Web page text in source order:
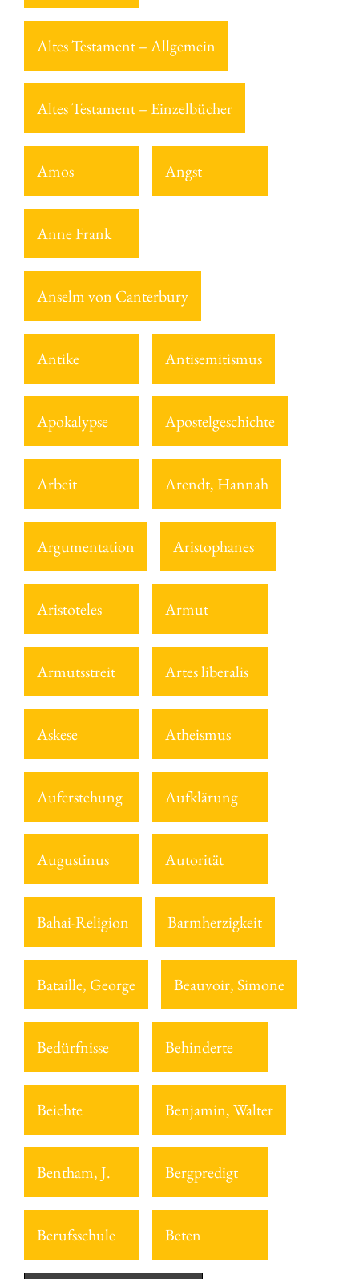
Altes Testament – Allgemein
Altes Testament – Einzelbücher
Amos Angst
Anne Frank
Anselm von Canterbury
Antike Antisemitismus
Apokalypse Apostelgeschichte
Arbeit Arendt, Hannah
Argumentation Aristophanes
Aristoteles Armut
Armutsstreit Artes liberalis
Askese Atheismus
Auferstehung Aufklärung
Augustinus Autorität
Bahai-Religion Barmherzigkeit
Bataille, George Beauvoir, Simone
Bedürfnisse Behinderte
Beichte Benjamin, Walter
Bentham, J. Bergpredigt
Berufsschule Beten